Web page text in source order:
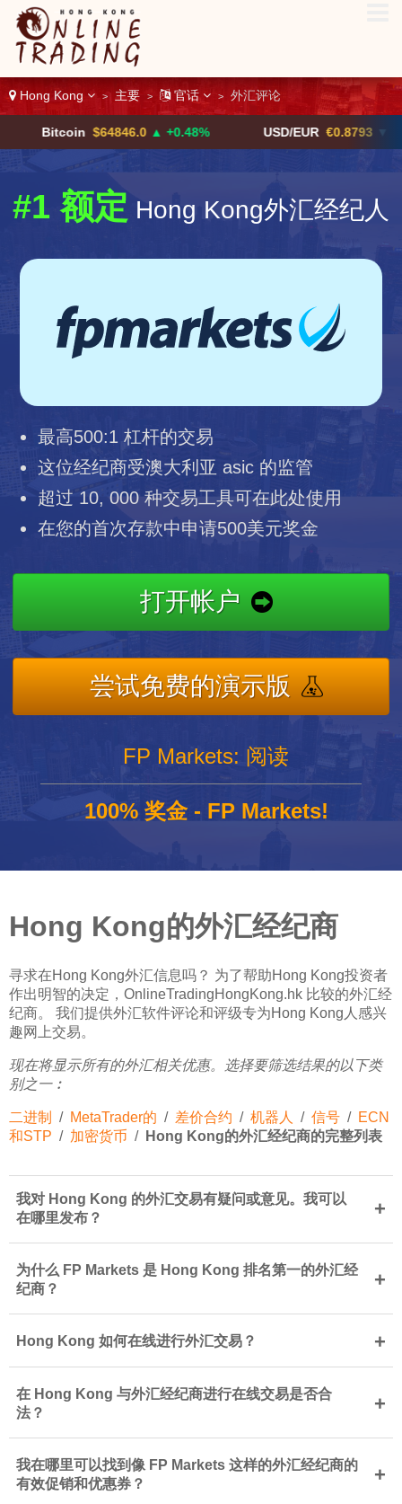
Hong Kong > 主要 > 官话 > 外汇评论
Bitcoin $64846.0 ▲ +0.48% USD/EUR €0.8793 ▼
#1 额定 Hong Kong外汇经纪人
最高500:1 杠杆的交易
这位经纪商受澳大利亚 asic 的监管
超过 10, 000 种交易工具可在此处使用
在您的首次存款中申请500美元奖金
打开帐户
尝试免费的演示版
FP Markets: 阅读
100% 奖金 - FP Markets!
Hong Kong的外汇经纪商
寻求在Hong Kong外汇信息吗？ 为了帮助Hong Kong投资者
作出明智的决定，OnlineTradingHongKong.hk 比较的外汇经
纪商。 我们提供外汇软件评论和评级专为Hong Kong人感兴
趣网上交易。
现在将显示所有的外汇相关优惠。选择要筛选结果的以下类
别之一︰
二进制 / MetaTrader的 / 差价合约 / 机器人 / 信号 / ECN
和STP / 加密货币 / Hong Kong的外汇经纪商的完整列表
我对 Hong Kong 的外汇交易有疑问或意见。我可以
在哪里发布？
+
为什么 FP Markets 是 Hong Kong 排名第一的外汇经
纪商？
+
Hong Kong 如何在线进行外汇交易？ +
在 Hong Kong 与外汇经纪商进行在线交易是否合
法？
+
我在哪里可以找到像 FP Markets 这样的外汇经纪商的
有效促销和优惠券？
+